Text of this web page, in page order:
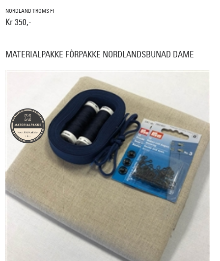
NORDLAND TROMS FI
Kr 350,-
MATERIALPAKKE FÒRPAKKE NORDLANDSBUNAD DAME